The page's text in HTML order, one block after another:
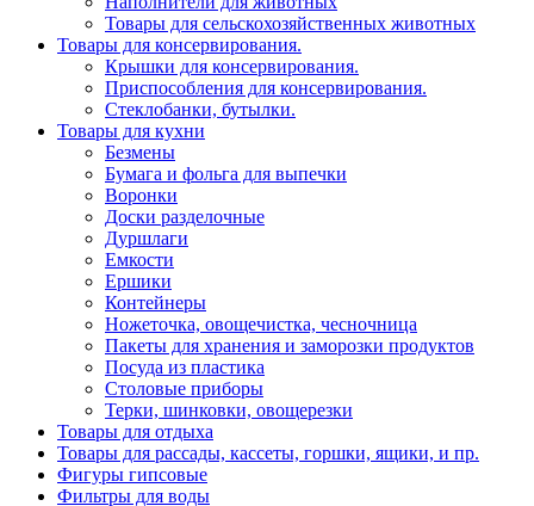
Товары для сельскохозяйственных животных
Товары для консервирования.
Крышки для консервирования.
Приспособления для консервирования.
Стеклобанки, бутылки.
Товары для кухни
Безмены
Бумага и фольга для выпечки
Воронки
Доски разделочные
Дуршлаги
Емкости
Ершики
Контейнеры
Ножеточка, овощечистка, чесночница
Пакеты для хранения и заморозки продуктов
Посуда из пластика
Столовые приборы
Терки, шинковки, овощерезки
Товары для отдыха
Товары для рассады, кассеты, горшки, ящики, и пр.
Фигуры гипсовые
Фильтры для воды